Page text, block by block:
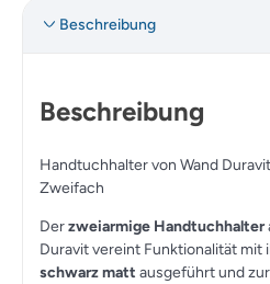
Beschreibung
Beschreibung
Handtuchhalter von Wand
Zweifach
Derzweiarmige Handtuchhalter
Duravit vereint Funktionalität mit
schwarz matt ausgeführt und zur